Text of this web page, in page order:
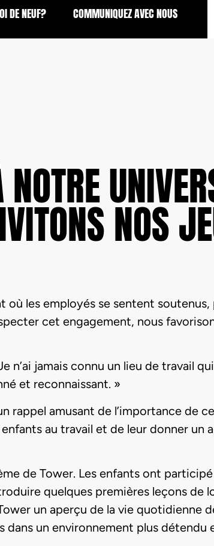
DE NEUF? COMMUNIQUEZ AVEC NOUS
NOS
les employés se sentent
cet engagement, nous
n’ai jamais connu un lieu de travail
et reconnaissant. »
rappel amusant de l’importance de
au travail et de leur donner un
de Tower. Les enfants ont
quelques premières leçons de
un aperçu de la vie quotidienne
dans un environnement plus détendu